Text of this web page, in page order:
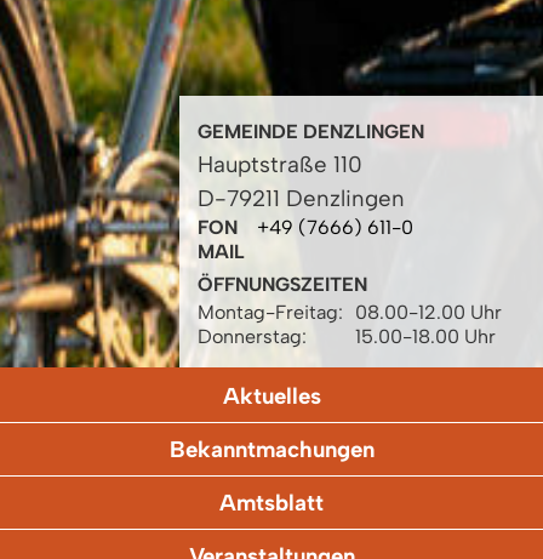
GEMEINDE DENZLINGEN
Hauptstraße 110
D-79211 Denzlingen
FON
+49 (7666) 611-0
MAIL
ÖFFNUNGSZEITEN
Montag-Freitag:
08.00-12.00 Uhr
Donnerstag:
15.00-18.00 Uhr
Aktuelles
Bekanntmachungen
Amtsblatt